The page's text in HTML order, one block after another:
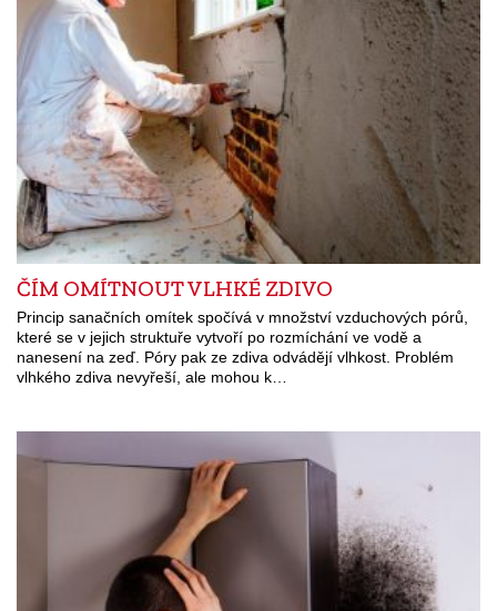
ČÍM OMÍTNOUT VLHKÉ ZDIVO
Princip sanačních omítek spočívá v množství vzduchových pórů,
které se v jejich struktuře vytvoří po rozmíchání ve vodě a
nanesení na zeď. Póry pak ze zdiva odvádějí vlhkost. Problém
vlhkého zdiva nevyřeší, ale mohou k…